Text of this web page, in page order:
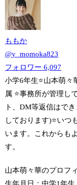
ももか
@y_momoka823
フォロワー6,097
小学6年生⭐️山本萌々
属 ⭐️事務所が管理し
ト、DM等返信はで
しております)⭐️いつ
います。これからも
す。
山本萌々華のプロフ
生年月日：中学1年生